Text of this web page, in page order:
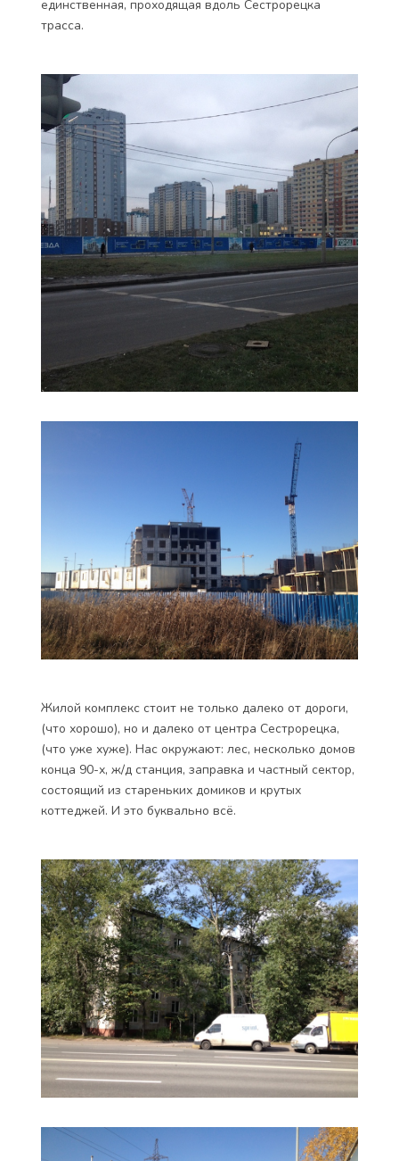
единственная, проходящая вдоль Сестрорецка
трасса.
Жилой комплекс стоит не только далеко от дороги,
(что хорошо), но и далеко от центра Сестрорецка,
(что уже хуже). Нас окружают: лес, несколько домов
конца 90-х, ж/д станция, заправка и частный сектор,
состоящий из стареньких домиков и крутых
коттеджей. И это буквально всё.